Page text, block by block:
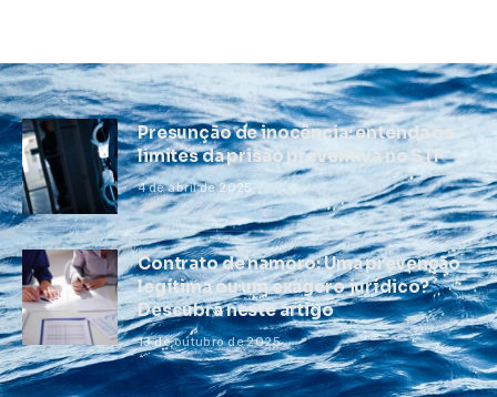
Presunção de inocência: entenda os
limites da prisão preventiva no STF
4 de abril de 2025
Contrato de namoro: Uma prevenção
legítima ou um exagero jurídico?
Descubra neste artigo
13 de outubro de 2025